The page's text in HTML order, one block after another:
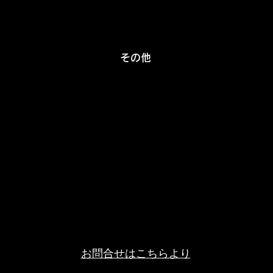
​その他
​お問合せはこちらより